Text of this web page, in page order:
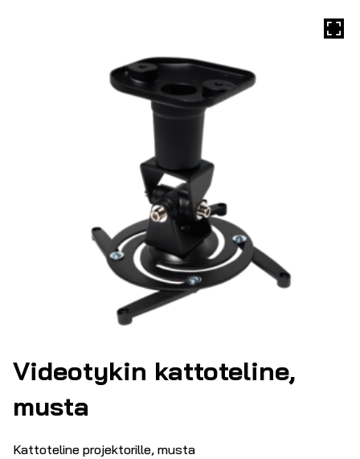
Videotykin kattoteline,
musta
Kattoteline projektorille, musta